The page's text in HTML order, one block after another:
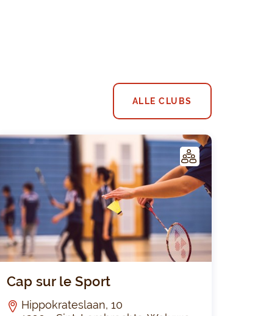
ALLE CLUBS
C
LUB
Cap sur le Sport
Hippokrateslaan, 10